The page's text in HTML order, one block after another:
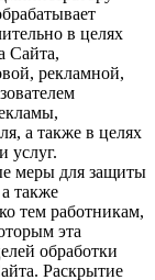
в целях
Сайта,
рекламной,
а также в целях
услуг.
меры для защиты
также
тем работникам,
эта
обработки
Раскрытие